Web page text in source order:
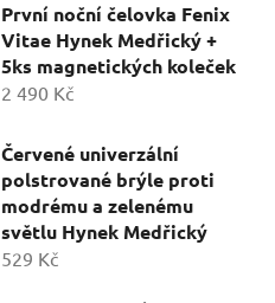
První noční čelovka Fenix
Vitae Hynek Medřický +
5ks magnetických koleček
2 490 Kč
Červené univerzální
polstrované brýle proti
modrému a zelenému
světlu Hynek Medřický
529 Kč